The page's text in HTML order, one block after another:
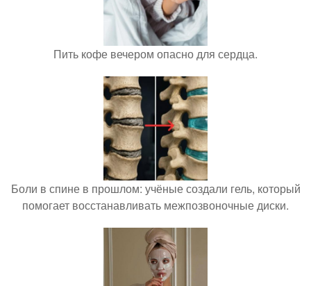
Пить кофе вечером опасно для сердца.
Боли в спине в прошлом: учёные создали гель, который
помогает восстанавливать межпозвоночные диски.